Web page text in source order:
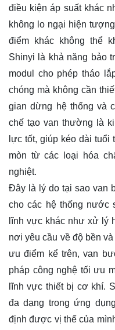
điều kiện áp suất khác
không lo ngại hiện
điểm khác không thể
Shinyi là khả năng bảo
modul cho phép tháo
chóng mà không cần
gian dừng hệ thống và
chế tạo van thường là
lực tốt, giúp kéo dài
mòn từ các loại hóa
nghiệt.
Đây là lý do tại sao van
cho các hệ thống nước
lĩnh vực khác như xử lý
nơi yêu cầu về độ bền
ưu điểm kể trên, van
pháp công nghệ tối ưu
lĩnh vực thiết bị cơ khí.
đa dạng trong ứng
định được vị thế của